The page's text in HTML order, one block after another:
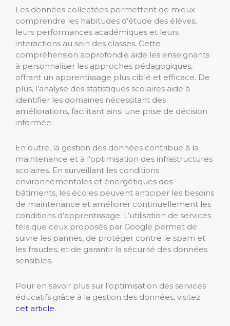
Les données collectées permettent de mieux
comprendre les habitudes d’étude des élèves,
leurs performances académiques et leurs
interactions au sein des classes. Cette
compréhension approfondie aide les enseignants
à personnaliser les approches pédagogiques,
offrant un apprentissage plus ciblé et efficace. De
plus, l’analyse des statistiques scolaires aide à
identifier les domaines nécessitant des
améliorations, facilitant ainsi une prise de décision
informée.
En outre, la gestion des données contribue à la
maintenance et à l’optimisation des infrastructures
scolaires. En surveillant les conditions
environnementales et énergétiques des
bâtiments, les écoles peuvent anticiper les besoins
de maintenance et améliorer continuellement les
conditions d’apprentissage. L’utilisation de services
tels que ceux proposés par Google permet de
suivre les pannes, de protéger contre le spam et
les fraudes, et de garantir la sécurité des données
sensibles.
Pour en savoir plus sur l’optimisation des services
éducatifs grâce à la gestion des données, visitez
cet article.